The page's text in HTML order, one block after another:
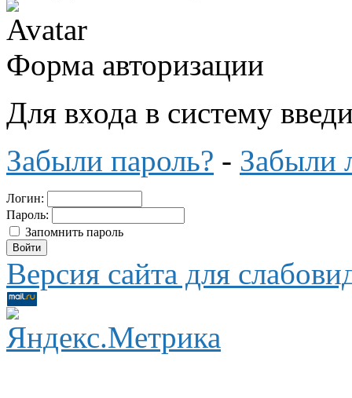
Форма авторизации
Для входа в систему
Забыли пароль? - Забыли
Логин:
Пароль:
Запомнить пароль
Версия сайта для